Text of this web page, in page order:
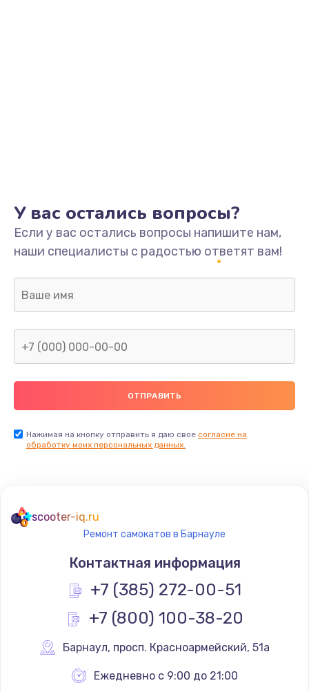
У вас остались вопросы?
Если у вас остались вопросы напишите нам,
наши специалисты с радостью ответят вам!
Нажимая на кнопку отправить я даю свое согласие на
обработку моих персональных данных.
scooter-iq.ru
Ремонт самокатов в Барнауле
Контактная информация
+7 (385) 272-00-51
+7 (800) 100-38-20
Барнаул, просп. Красноармейский, 51а
Ежедневно с 9:00 до 21:00